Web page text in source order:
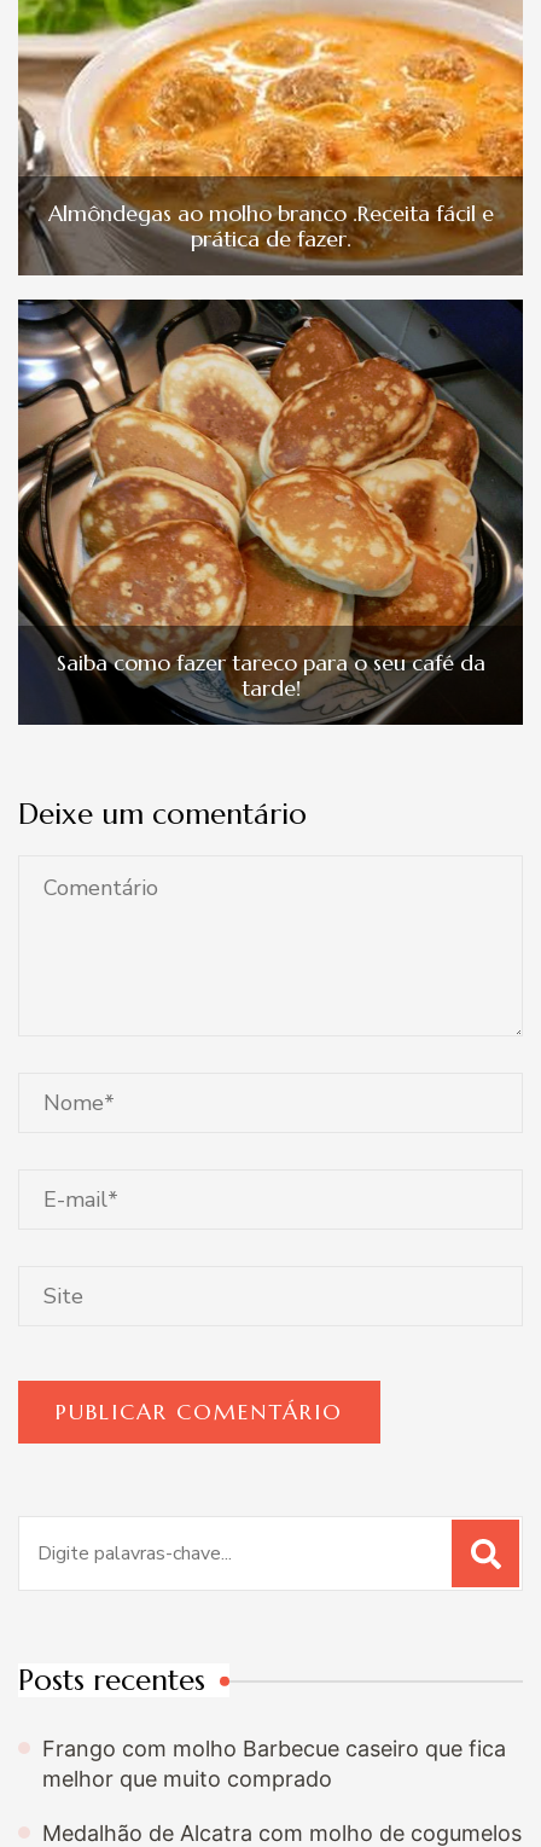
Almôndegas ao molho branco .Receita fácil e
prática de fazer.
Saiba como fazer tareco para o seu café da
tarde!
Deixe um comentário
por:
Posts recentes
Frango com molho Barbecue caseiro que fica
melhor que muito comprado
Medalhão de Alcatra com molho de cogumelos